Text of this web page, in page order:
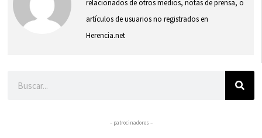
relacionados de otros medios, notas de prensa, o
artículos de usuarios no registrados en
Herencia.net
– patrocinadores –